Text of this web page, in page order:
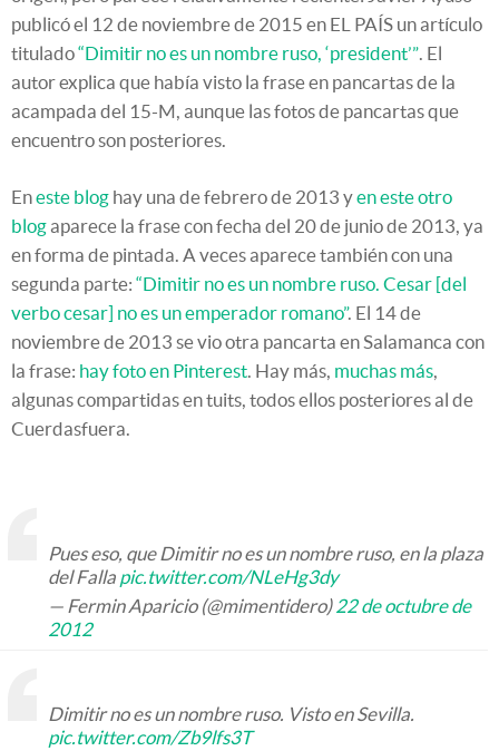
publicó el 12 de noviembre de 2015 en EL PAÍS un artículo
titulado“Dimitir no es un nombre ruso, ‘president’”. El
autor explica que había visto la frase en pancartas de la
acampada del 15-M, aunque las fotos de pancartas que
encuentro son posteriores.
Eneste blog hay una de febrero de 2013 yen este otro
blogaparece la frase con fecha del 20 de junio de 2013, ya
en forma de pintada. A veces aparece también con una
segunda parte: “Dimitir no es un nombre ruso. Cesar [del
verbo cesar] no es un emperador romano”. El 14 de
noviembre de 2013 se vio otra pancarta en Salamanca con
la frase: hay foto en Pinterest. Hay más, muchas más,
algunas compartidas en tuits, todos ellos posteriores al de
Cuerdasfuera.
Pues eso, que Dimitir no es un nombre ruso, en la plaza
del Falla pic.twitter.com/NLeHg3dy
— Fermin Aparicio (@mimentidero)22 de octubre de
2012
Dimitir no es un nombre ruso. Visto en Sevilla.
pic.twitter.com/Zb9lfs3T